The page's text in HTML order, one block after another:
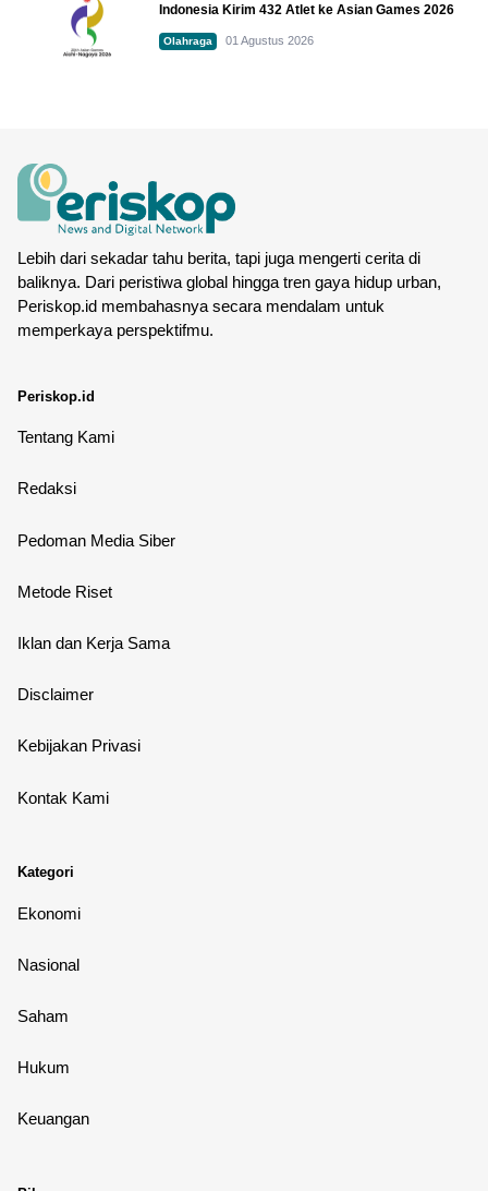
Indonesia Kirim 432 Atlet ke Asian Games 2026
Olahraga 01 Agustus 2026
Lebih dari sekadar tahu berita, tapi juga mengerti cerita di
baliknya. Dari peristiwa global hingga tren gaya hidup urban,
Periskop.id membahasnya secara mendalam untuk
memperkaya perspektifmu.
Periskop.id
Tentang Kami
Redaksi
Pedoman Media Siber
Metode Riset
Iklan dan Kerja Sama
Disclaimer
Kebijakan Privasi
Kontak Kami
Kategori
Ekonomi
Nasional
Saham
Hukum
Keuangan